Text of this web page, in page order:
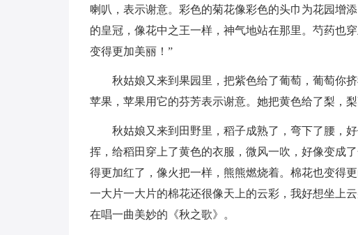
喇叭，表示谢意。彩色的菊花像彩色的头巾为花园增
的皇冠，像花中之王一样，神气地站在那里。芍药也
变得更加美丽！”
秋姑娘又来到果园里，把紫色给了葡萄，葡萄你
苹果，苹果用它的芬芳表示谢意。她把黄色给了梨，
秋姑娘又来到田野里，稻子成熟了，弯下了腰，
挥，给稻田穿上了黄色的衣服，微风一吹，好像变
得更加红了，像火把一样，熊熊燃烧着。棉花也变得
一大片一大片的棉花还很像天上的云彩，我好想坐上
在唱一曲美妙的《秋之歌》。